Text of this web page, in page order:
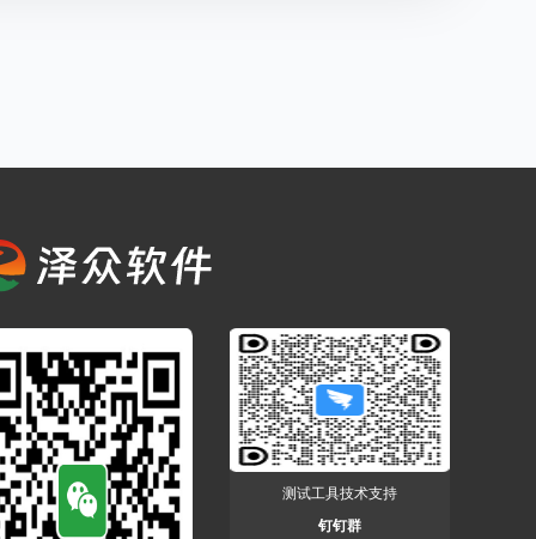
测试工具技术支持
钉钉群